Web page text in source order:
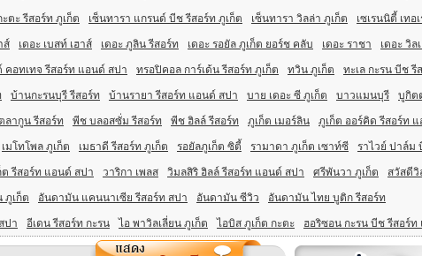
ตะ รีสอร์ท ภูเก็ต เซ็นทารา แกรนด์ บีช รีสอร์ท ภูเก็ต เซ็นทารา วิลล่า ภูเก็ต เซเรนนิตี้ เทอ
ส์ เดอะ เบสท์ เฮาส์ เดอะ ภูลิน รีสอร์ท เดอะ รอยัล ภูเก็ต ยอร์ช คลับ เดอะ ราชา เดอะ วิ
คอทเทจ รีสอร์ท แอนด์ สปา ทรอปิคอล การ์เด้น รีสอร์ท ภูเก็ต ทวิน ภูเก็ต ทะเล กะรน บีช รี
บ้านกะรนบุรี รีสอร์ท บ้านรายา รีสอร์ท แอนด์ สปา บาย เดอะ ซี ภูเก็ต บาวแมนบุรี บูกิต
ลากูน รีสอร์ท พีช บลอสซั่ม รีสอร์ท พีช ฮิลล์ รีสอร์ท ภูเก็ต เมอร์ลิน ภูเก็ต ออร์คิด รีสอร์ท
เมโทโพล ภูเก็ต เมธาดี รีสอร์ท ภูเก็ต รอยัลภูเก็ต ซิตี้ รามาดา ภูเก็ต เซาท์ซี ราไวย์ ปาล์ม
ต รีสอร์ท แอนด์ สปา วาริกา เพลส วิมลสิริ ฮิลล์ รีสอร์ท แอนด์ สปา ศรีพันวา ภูเก็ต สวัสดีวิ
ภูเก็ต อันดามัน แคนนาเซีย รีสอร์ท สปา อันดามัน ซีวิว อันดามัน ไทย บูติก รีสอร์ท
ปา อีเดน รีสอร์ท กะรน ไอ พาวิลเลี่ยน ภูเก็ต ไอบิส ภูเก็ต กะตะ ฮอริซอน กะรน บีช รีสอร์